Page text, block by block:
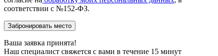
соответствии с №152-ФЗ.
Ваша заявка принята!
Наш специалист свяжется с вами в течение 15 минут